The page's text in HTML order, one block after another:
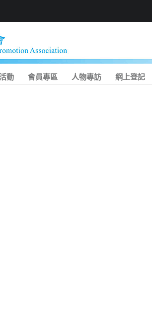
動 會員專區 人物專訪 網上登記